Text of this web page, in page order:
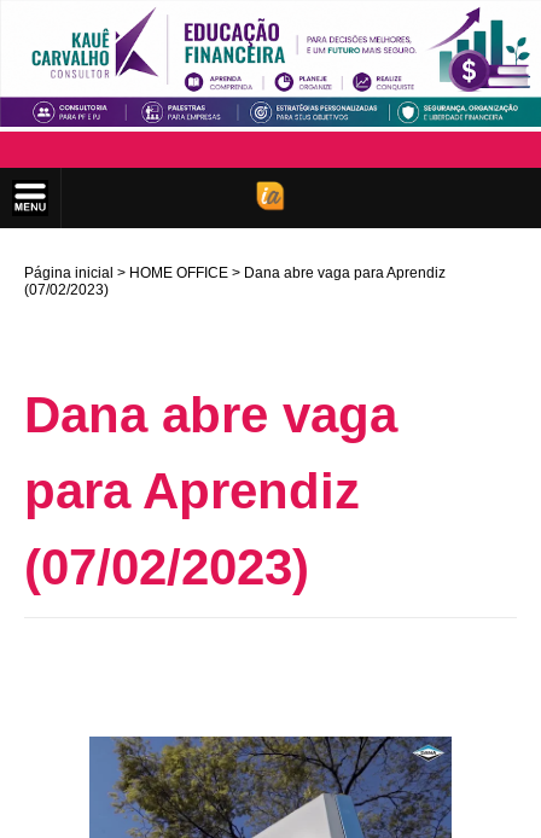
Página inicial HOME OFFICE
Dana abre vaga para Aprendiz
(07/02/2023)
Dana abre vaga
para Aprendiz
(07/02/2023)